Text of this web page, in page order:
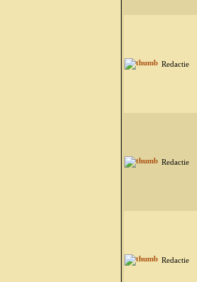
Redactie
Redactie
Redactie